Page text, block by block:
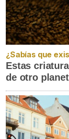
¿Sabías que
Estas
de otro